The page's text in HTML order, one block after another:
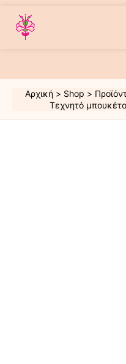
περιεχόμενο
Αρχική Shop
Τεχνητό